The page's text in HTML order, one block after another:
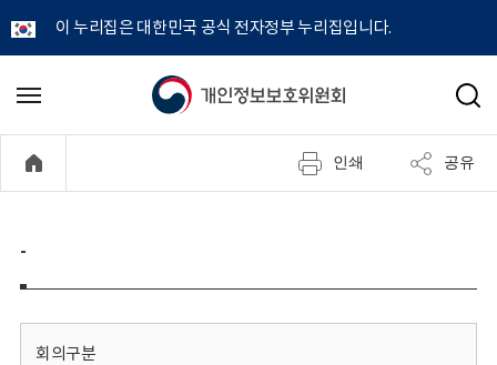
이 누리집은 대한민국 공식 전자정부 누리집입니다.
개
정
보
메
기
검
인쇄 공유
-
회의구분